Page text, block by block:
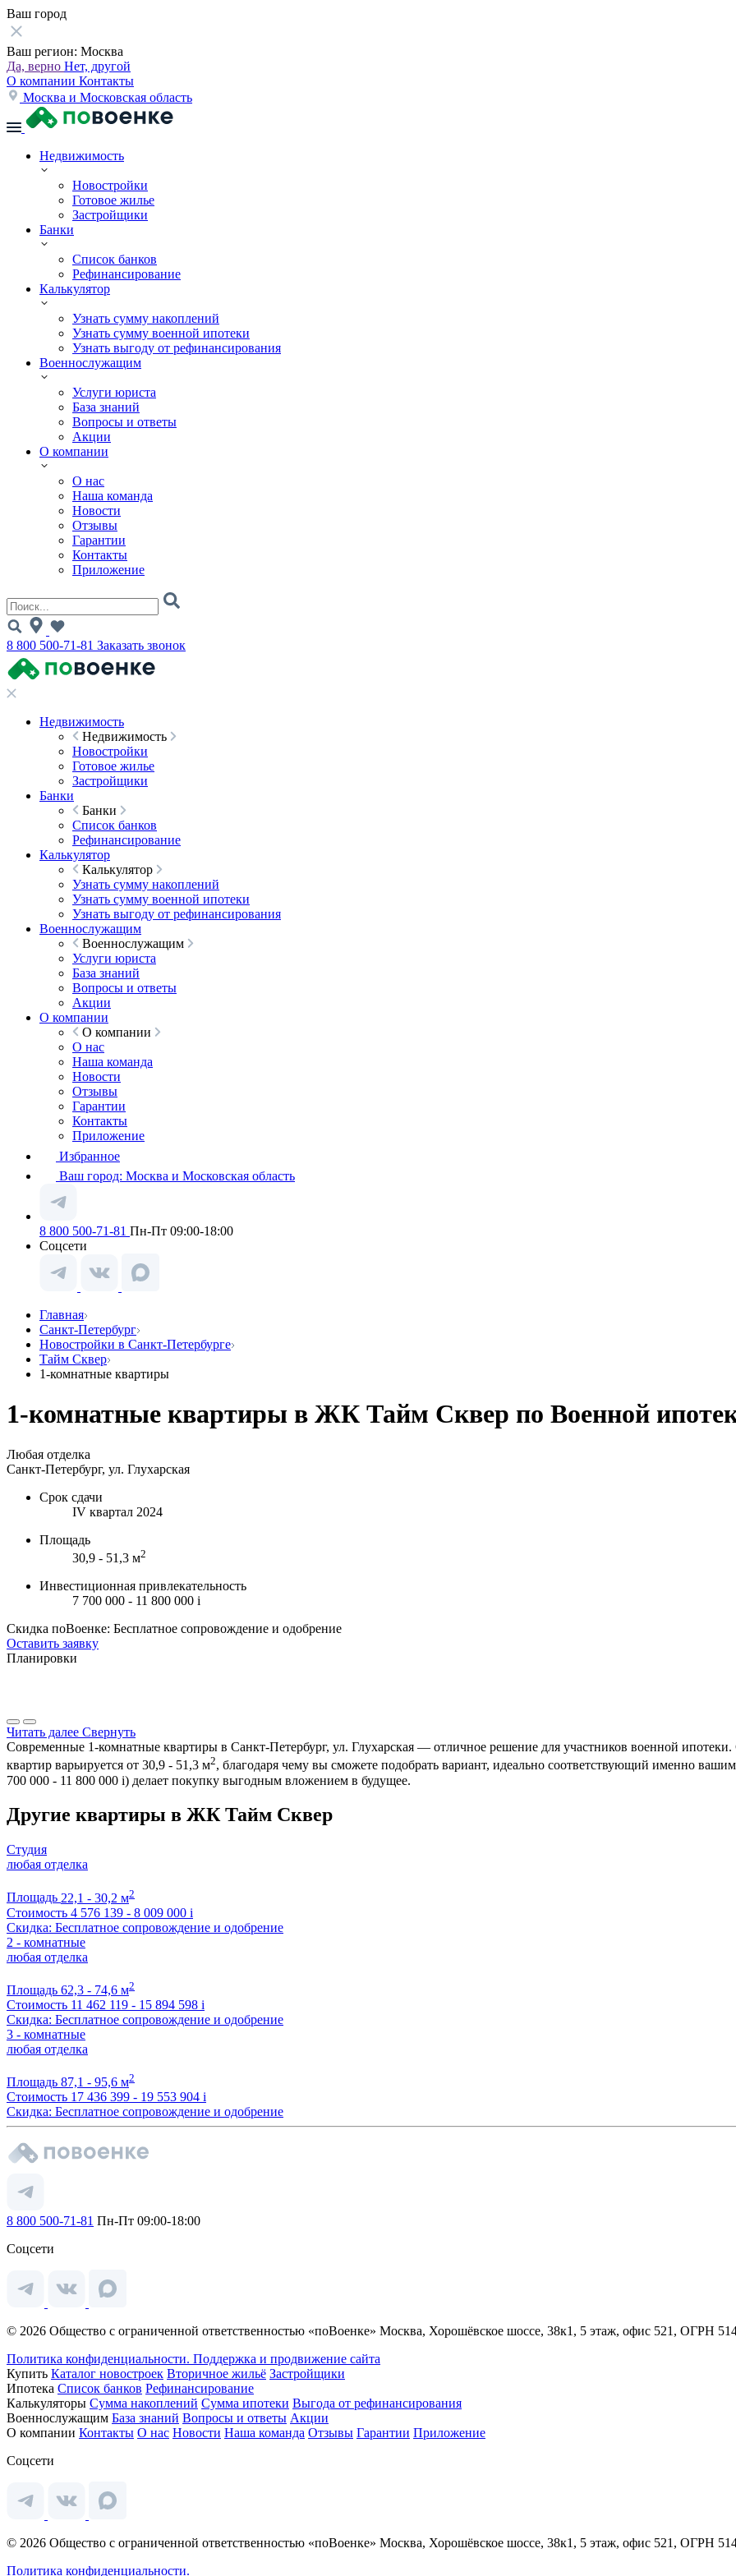
Ваш город
Ваш регион: Москва
Да, верно Нет, другой
О компании Контакты
Москва и Московская область
Недвижимость
Новостройки
Готовое жилье
Застройщики
Банки
Список банков
Рефинансирование
Калькулятор
Узнать сумму накоплений
Узнать сумму военной ипотеки
Узнать выгоду от рефинансирования
Военнослужащим
Услуги юриста
База знаний
Вопросы и ответы
Акции
О компании
О нас
Наша команда
Новости
Отзывы
Гарантии
Контакты
Приложение
8 800 500-71-81 Заказать звонок
Недвижимость
Недвижимость
Новостройки
Готовое жилье
Застройщики
Банки
Банки
Список банков
Рефинансирование
Калькулятор
Калькулятор
Узнать сумму накоплений
Узнать сумму военной ипотеки
Узнать выгоду от рефинансирования
Военнослужащим
Военнослужащим
Услуги юриста
База знаний
Вопросы и ответы
Акции
О компании
О компании
О нас
Наша команда
Новости
Отзывы
Гарантии
Контакты
Приложение
Избранное
Ваш город: Москва и Московская область
8 800 500-71-81 Пн-Пт 09:00-18:00
Соцсети
Главная
Санкт-Петербург
Новостройки в Санкт-Петербурге
Тайм Сквер
1-комнатные квартиры
1-комнатные квартиры в ЖК Тайм Сквер по Военной
Любая отделка
Санкт-Петербург, ул. Глухарская
Срок сдачи
IV квартал 2024
Площадь
30,9 - 51,3 м2
Инвестиционная привлекательность
7 700 000 - 11 800 000 i
Скидка поВоенке: Бесплатное сопровождение и одобрение
Оставить заявку
Планировки
Читать далее Свернуть
Современные 1-комнатные квартиры в Санкт-Петербург, ул. Глухарская — отличное решение для участников военной
квартир варьируется от 30,9 - 51,3 м2, благодаря чему вы сможете подобрать вариант, идеально соответствующий именно
700 000 - 11 800 000 i) делает покупку выгодным вложением в будущее.
Другие квартиры в ЖК Тайм Сквер
Студия
любая отделка
Площадь 22,1 - 30,2 м2
Стоимость 4 576 139 - 8 009 000 i
Скидка: Бесплатное сопровождение и одобрение
2 - комнатные
любая отделка
Площадь 62,3 - 74,6 м2
Стоимость 11 462 119 - 15 894 598 i
Скидка: Бесплатное сопровождение и одобрение
3 - комнатные
любая отделка
Площадь 87,1 - 95,6 м2
Стоимость 17 436 399 - 19 553 904 i
Скидка: Бесплатное сопровождение и одобрение
8 800 500-71-81 Пн-Пт 09:00-18:00
Соцсети
© 2026 Общество с ограниченной ответственностью «поВоенке» Москва, Хорошёвское шоссе, 38к1, 5 этаж, офис 521, ОГРН
Политика конфиденциальности. Поддержка и продвижение сайта
Купить Каталог новостроек Вторичное жильё Застройщики
Ипотека Список банков Рефинансирование
Калькуляторы Сумма накоплений Сумма ипотеки Выгода от рефинансирования
Военнослужащим База знаний Вопросы и ответы Акции
О компании Контакты О нас Новости Наша команда Отзывы Гарантии Приложение
Соцсети
© 2026 Общество с ограниченной ответственностью «поВоенке» Москва, Хорошёвское шоссе, 38к1, 5 этаж, офис 521, ОГРН
Политика конфиденциальности.